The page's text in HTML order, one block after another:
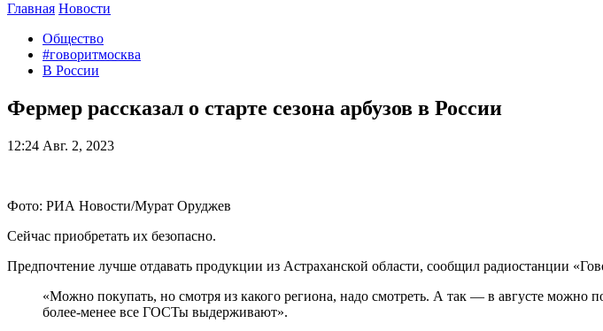
Главная Новости
Общество
#говоритмосква
В России
Фермер рассказал о старте сезона арбузов в России
12:24 Авг. 2, 2023
Фото: РИА Новости/Мурат Оруджев
Сейчас приобретать их безопасно.
Предпочтение лучше отдавать продукции из Астраханской области, сообщил радиостанции
«Можно покупать, но смотря из какого региона, надо смотреть. А так — в августе можно
более-менее все ГОСТы выдерживают».